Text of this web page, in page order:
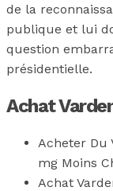
de la
publique et lui
question
présidentielle.
Achat
Acheter Du
mg Moins
Achat